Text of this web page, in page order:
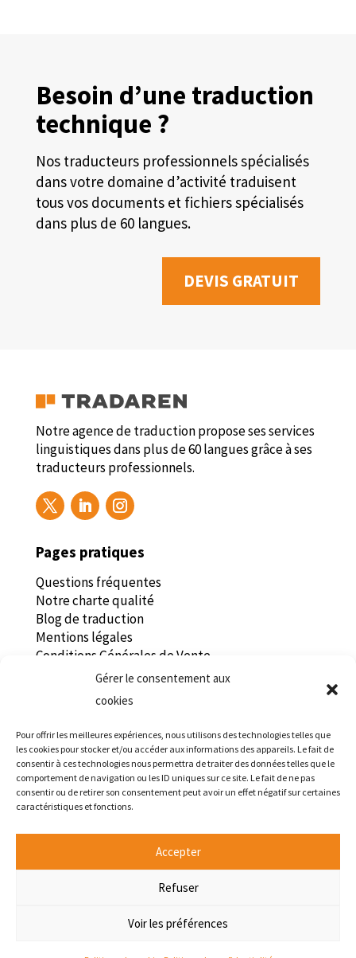
Gérer le consentement aux
cookies
Pour offrir les meilleures expériences, nous utilisons des technologies telles que
les cookies pour stocker et/ou accéder aux informations des appareils. Le fait de
consentir à ces technologies nous permettra de traiter des données telles que le
comportement de navigation ou les ID uniques sur ce site. Le fait de ne pas
consentir ou de retirer son consentement peut avoir un effet négatif sur certaines
caractéristiques et fonctions.
Accepter
Refuser
Voir les préférences
Besoin d’une traduction
technique ?
Nos traducteurs professionnels spécialisés
dans votre domaine d’activité traduisent
tous vos documents et fichiers spécialisés
dans plus de 60 langues.
DEVIS GRATUIT
Notre agence de traduction propose ses services
linguistiques dans plus de 60 langues grâce à ses
traducteurs professionnels.
Pages pratiques
Questions fréquentes
Notre charte qualité
Blog de traduction
Mentions légales
Conditions Générales de Vente
Politique de confidentialité
Recrutement traducteur
Tradaren
Centre d’Affaire des Alizés
22 rue de la Rigourdière
35510 Cesson-Sévigné, France
Horaires : Lundi – Vendredi, 9h – 18h